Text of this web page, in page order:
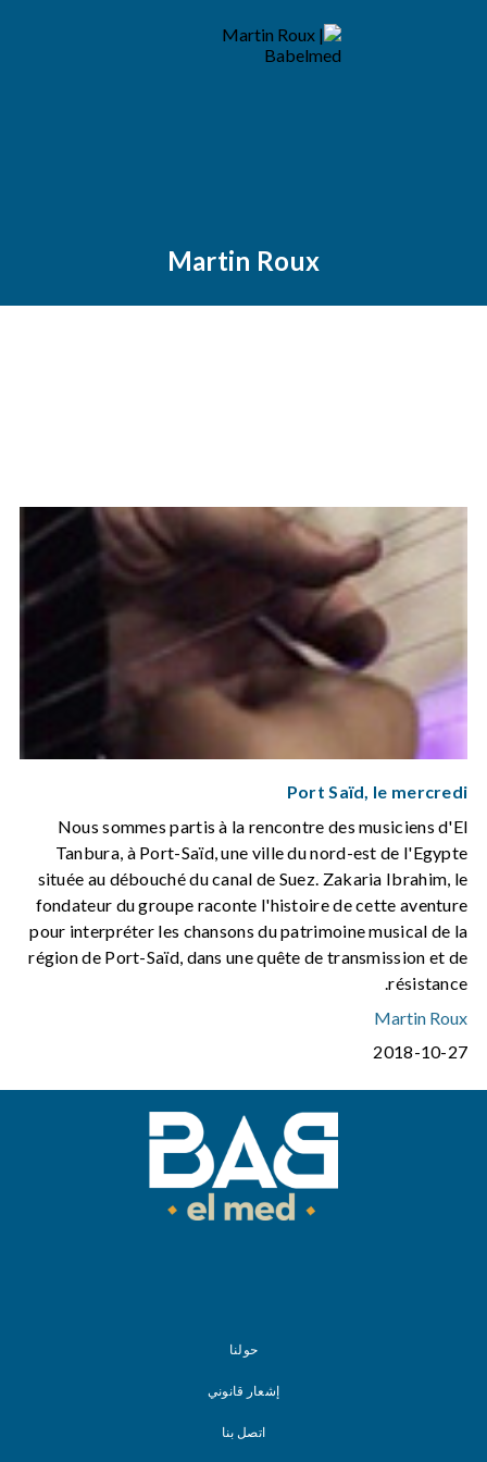
Martin Roux
Port Saïd, le mercredi
Nous sommes partis à la rencontre des musiciens d'El
Tanbura, à Port-Saïd, une ville du nord-est de l'Egypte
située au débouché du canal de Suez. Zakaria Ibrahim, le
fondateur du groupe raconte l'histoire de cette aventure
pour interpréter les chansons du patrimoine musical de la
région de Port-Saïd, dans une quête de transmission et de
résistance.
Martin Roux
2018-10-27
حولنا
إشعار قانوني
اتصل بنا